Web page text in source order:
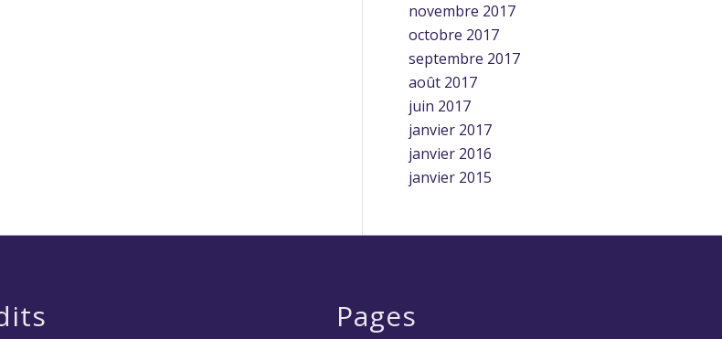
novembre 2017
octobre 2017
septembre 2017
août 2017
juin 2017
janvier 2017
janvier 2016
janvier 2015
Pages